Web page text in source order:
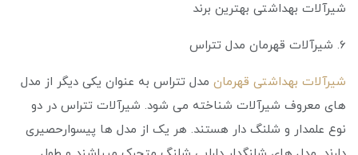
شیرآلات بهداشتی بهترین برند
6. شیرآلات قهرمان مدل تتراس
شیرآلات بهداشتی قهرمان مدل تتراس به عنوان یکی دیگر از مدل
های معروف شیرآلات شناخته می ‌شود. شیرآلات تتراس در دو
نوع علمدار و شلنگ دار هستند. هر یک از مدل ها پیسوارحصیری